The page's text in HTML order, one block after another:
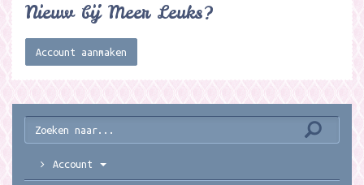
Nieuw bij Meer Leuks?
Account aanmaken
Account